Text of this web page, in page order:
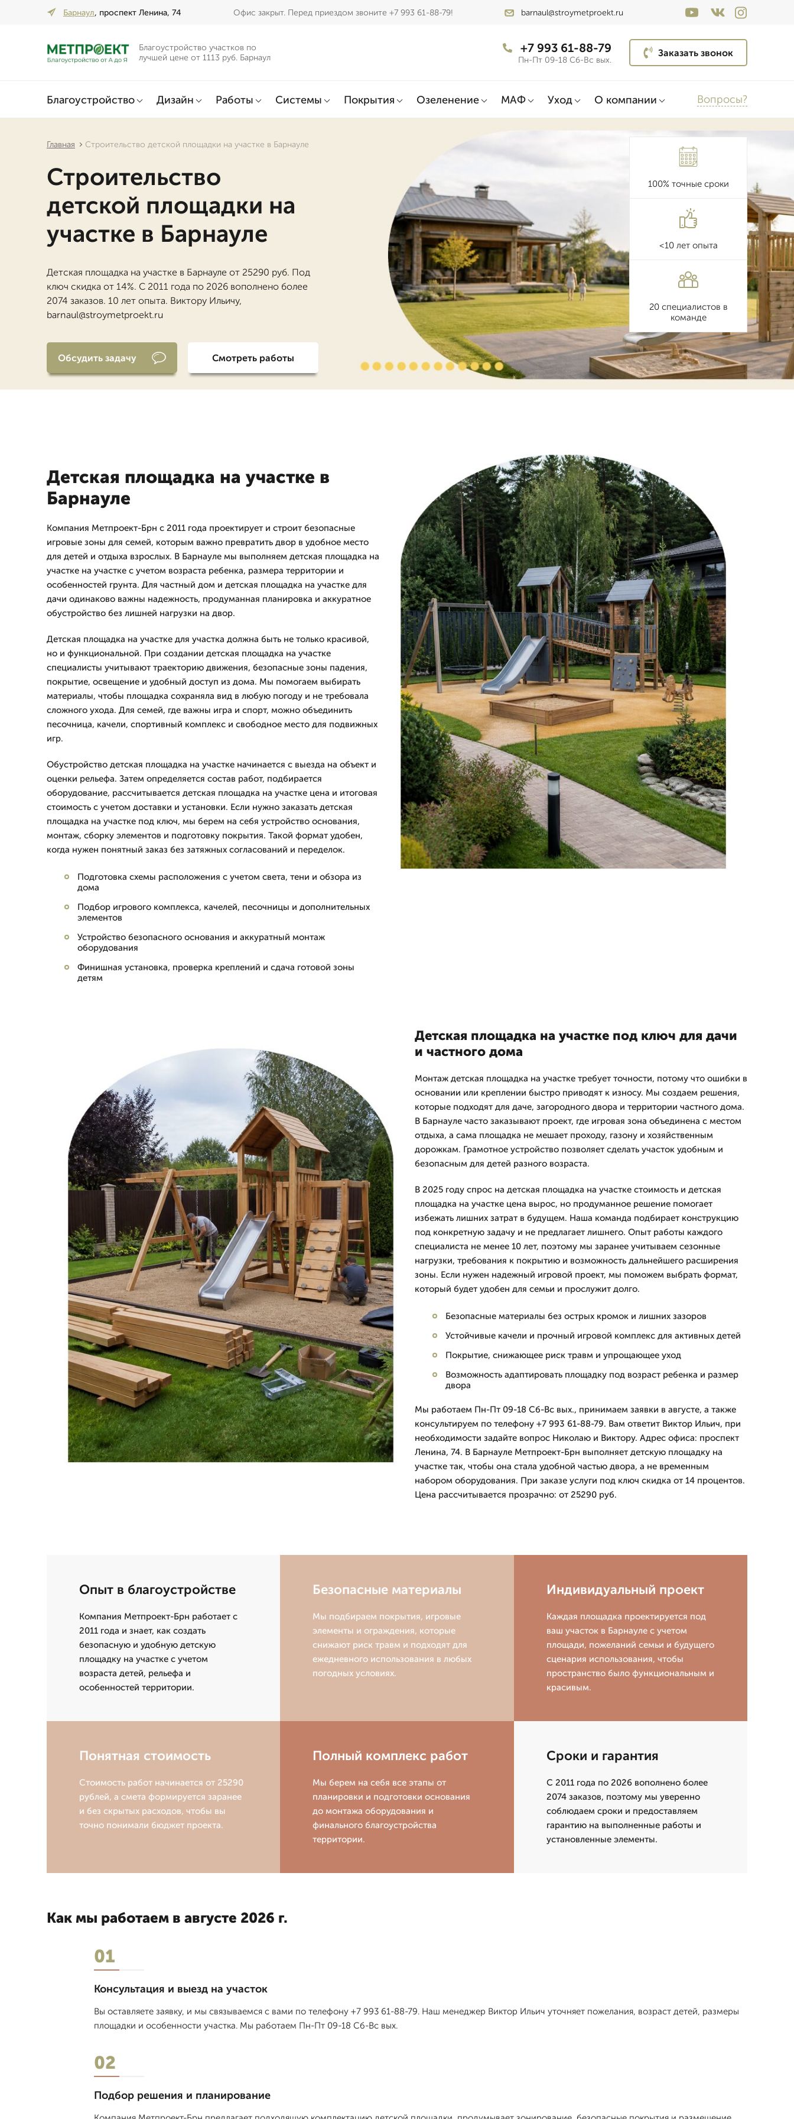
Барнаул, проспект Ленина, 74 Офис закрыт. Перед приездом звоните +7 993 61-88-79! barnaul@stroymetproekt.ru
Благоустройство участков по
лучшей цене от 1113 руб. Барнаул
+7 993 61-88-79
Пн-Пт 09-18 Сб-Вс вых.
Заказать звонок
Благоустройство Дизайн Работы Системы Покрытия Озеленение МАФ Уход О компании Вопросы?
Главная Строительство детской площадки на участке в Барнауле
Строительство
детской площадки на
участке в Барнауле
Детская площадка на участке в Барнауле от 25290 руб. Под
ключ скидка от 14%. С 2011 года по 2026 вополнено более
2074 заказов. 10 лет опыта. Виктору Ильичу,
barnaul@stroymetproekt.ru
Обсудить задачу Смотреть работы
100% точные сроки
<10 лет опыта
20 специалистов в
команде
Детская площадка на участке в
Барнауле
Компания Метпроект-Брн с 2011 года проектирует и строит безопасные
игровые зоны для семей, которым важно превратить двор в удобное место
для детей и отдыха взрослых. В Барнауле мы выполняем детская площадка на
участке на участке с учетом возраста ребенка, размера территории и
особенностей грунта. Для частный дом и детская площадка на участке для
дачи одинаково важны надежность, продуманная планировка и аккуратное
обустройство без лишней нагрузки на двор.
Детская площадка на участке для участка должна быть не только красивой,
но и функциональной. При создании детская площадка на участке
специалисты учитывают траекторию движения, безопасные зоны падения,
покрытие, освещение и удобный доступ из дома. Мы помогаем выбирать
материалы, чтобы площадка сохраняла вид в любую погоду и не требовала
сложного ухода. Для семей, где важны игра и спорт, можно объединить
песочница, качели, спортивный комплекс и свободное место для подвижных
игр.
Обустройство детская площадка на участке начинается с выезда на объект и
оценки рельефа. Затем определяется состав работ, подбирается
оборудование, рассчитывается детская площадка на участке цена и итоговая
стоимость с учетом доставки и установки. Если нужно заказать детская
площадка на участке под ключ, мы берем на себя устройство основания,
монтаж, сборку элементов и подготовку покрытия. Такой формат удобен,
когда нужен понятный заказ без затяжных согласований и переделок.
Подготовка схемы расположения с учетом света, тени и обзора из
дома
Подбор игрового комплекса, качелей, песочницы и дополнительных
элементов
Устройство безопасного основания и аккуратный монтаж
оборудования
Финишная установка, проверка креплений и сдача готовой зоны
детям
Детская площадка на участке под ключ для дачи
и частного дома
Монтаж детская площадка на участке требует точности, потому что ошибки в
основании или креплении быстро приводят к износу. Мы создаем решения,
которые подходят для даче, загородного двора и территории частного дома.
В Барнауле часто заказывают проект, где игровая зона объединена с местом
отдыха, а сама площадка не мешает проходу, газону и хозяйственным
дорожкам. Грамотное устройство позволяет сделать участок удобным и
безопасным для детей разного возраста.
В 2025 году спрос на детская площадка на участке стоимость и детская
площадка на участке цена вырос, но продуманное решение помогает
избежать лишних затрат в будущем. Наша команда подбирает конструкцию
под конкретную задачу и не предлагает лишнего. Опыт работы каждого
специалиста не менее 10 лет, поэтому мы заранее учитываем сезонные
нагрузки, требования к покрытию и возможность дальнейшего расширения
зоны. Если нужен надежный игровой проект, мы поможем выбрать формат,
который будет удобен для семьи и прослужит долго.
Безопасные материалы без острых кромок и лишних зазоров
Устойчивые качели и прочный игровой комплекс для активных детей
Покрытие, снижающее риск травм и упрощающее уход
Возможность адаптировать площадку под возраст ребенка и размер
двора
Мы работаем Пн-Пт 09-18 Сб-Вс вых., принимаем заявки в августе, а также
консультируем по телефону +7 993 61-88-79. Вам ответит Виктор Ильич, при
необходимости задайте вопрос Николаю и Виктору. Адрес офиса: проспект
Ленина, 74. В Барнауле Метпроект-Брн выполняет детскую площадку на
участке так, чтобы она стала удобной частью двора, а не временным
набором оборудования. При заказе услуги под ключ скидка от 14 процентов.
Цена рассчитывается прозрачно: от 25290 руб.
Опыт в благоустройстве
Компания Метпроект-Брн работает с
2011 года и знает, как создать
безопасную и удобную детскую
площадку на участке с учетом
возраста детей, рельефа и
особенностей территории.
Безопасные материалы
Мы подбираем покрытия, игровые
элементы и ограждения, которые
снижают риск травм и подходят для
ежедневного использования в любых
погодных условиях.
Индивидуальный проект
Каждая площадка проектируется под
ваш участок в Барнауле с учетом
площади, пожеланий семьи и будущего
сценария использования, чтобы
пространство было функциональным и
красивым.
Понятная стоимость
Стоимость работ начинается от 25290
рублей, а смета формируется заранее
и без скрытых расходов, чтобы вы
точно понимали бюджет проекта.
Полный комплекс работ
Мы берем на себя все этапы от
планировки и подготовки основания
до монтажа оборудования и
финального благоустройства
территории.
Сроки и гарантия
С 2011 года по 2026 вополнено более
2074 заказов, поэтому мы уверенно
соблюдаем сроки и предоставляем
гарантию на выполненные работы и
установленные элементы.
Как мы работаем в августе 2026 г.
01
Консультация и выезд на участок
Вы оставляете заявку, и мы связываемся с вами по телефону +7 993 61-88-79. Наш менеджер Виктор Ильич уточняет пожелания, возраст детей, размеры
площадки и особенности участка. Мы работаем Пн-Пт 09-18 Сб-Вс вых.
02
Подбор решения и планирование